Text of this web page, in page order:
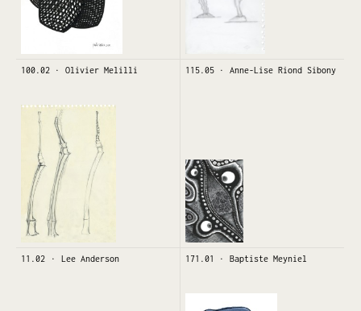
100.02 Olivier Melilli 115.05 Anne-Lise Riond Sibony
11.02 Lee Anderson 171.01 Baptiste Meyniel